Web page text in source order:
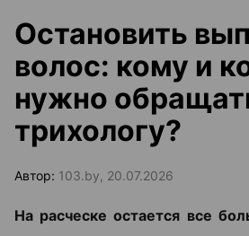
Остановить
волос: кому и
нужно
трихологу?
Автор: 103.by, 20.07.2026
На расческе остается все